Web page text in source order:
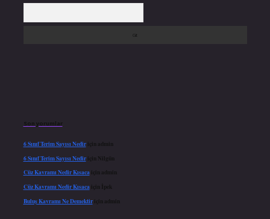
Son yorumlar
6 Sınıf Terim Sayısı Nediriçin admin
6 Sınıf Terim Sayısı Nediriçin Nilgün
Cüz Kavramı Nedir Kısacaiçin admin
Cüz Kavramı Nedir Kısacaiçin
İpek
Buluş Kavramı Ne Demektiriçin admin